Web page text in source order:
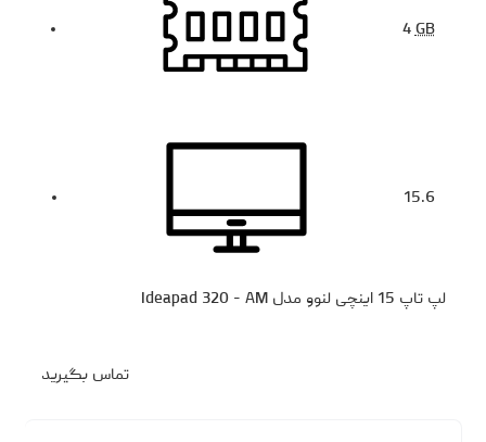
4GB
15.6
لپ تاپ 15 اینچی لنوو مدل Ideapad 320 - AM
تماس بگیرید